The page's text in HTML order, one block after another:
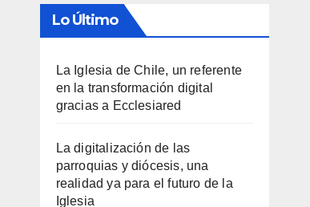
Lo Último
La Iglesia de Chile, un referente
en la transformación digital
gracias a Ecclesiared
La digitalización de las
parroquias y diócesis, una
realidad ya para el futuro de la
Iglesia